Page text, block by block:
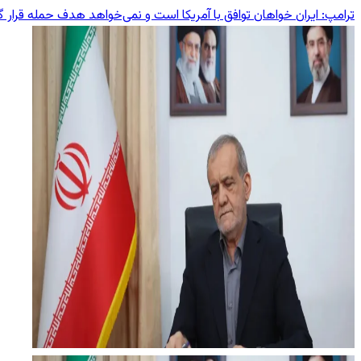
ترامپ: ایران خواهان توافق با آمریکا است و نمی‌خواهد هدف حمله قرار